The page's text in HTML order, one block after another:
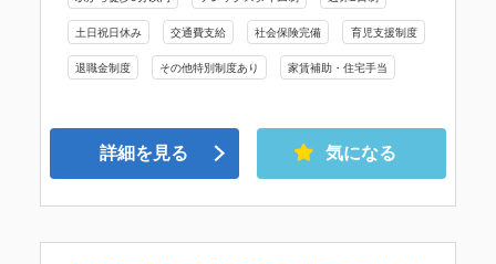
土日祝日休み 交通費支給 社会保険完備 育児支援制度
退職金制度 その他特別制度あり 家賃補助・住宅手当
詳細を見る 気になる